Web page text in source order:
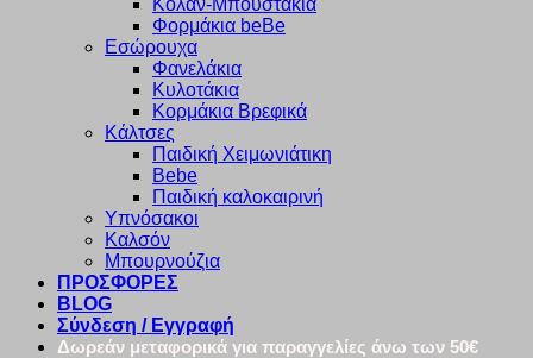
Κολάν-Μπουστάκια
Φορμάκια beBe
Εσώρουχα
Φανελάκια
Κυλοτάκια
Κορμάκια Βρεφικά
Κάλτσες
Παιδική Χειμωνιάτικη
Bebe
Παιδική καλοκαιρινή
Υπνόσακοι
Καλσόν
Μπουρνούζια
ΠΡΟΣΦΟΡΕΣ
BLOG
Σύνδεση / Εγγραφή
Δωρεάν μεταφορικά για παραγγελίες άνω των 50€